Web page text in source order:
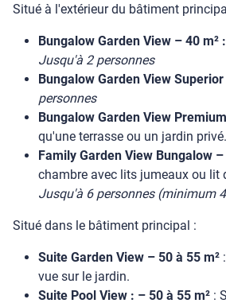
Situé à l'extérieur du bâtiment
Bungalow Garden View – 40 m² :
Jusqu'à 2 personnes
Bungalow Garden View Superior
personnes
Bungalow Garden View
qu'une terrasse ou un jardin privé.
Family Garden View Bungalow –
chambre avec lits jumeaux ou lit
Jusqu'à 6 personnes (minimum
Situé dans le bâtiment principal :
Suite Garden View – 50 à 55 m²
vue sur le jardin.
Suite Pool View : – 50 à 55 m² :